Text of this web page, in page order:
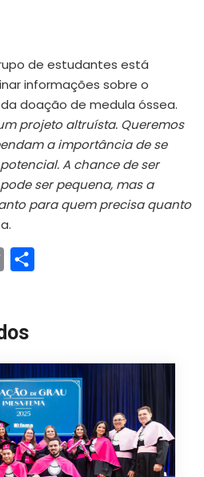
de estudantes está
informações sobre o
doação de medula óssea.
projeto altruísta. Queremos
a importância de se
A chance de ser
ser pequena, mas a
para quem precisa quanto
Copy